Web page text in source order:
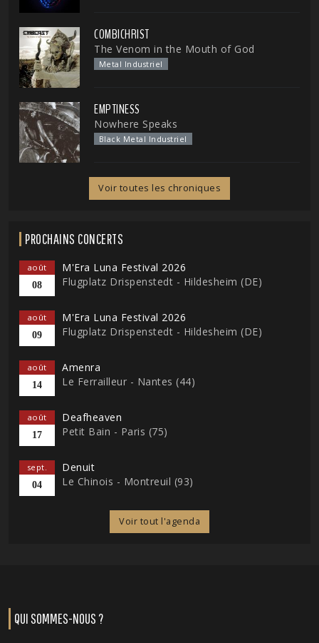
COMBICHRIST
The Venom in the Mouth of God
Metal Industriel
EMPTINESS
Nowhere Speaks
Black Metal Industriel
Voir toutes les chroniques
PROCHAINS CONCERTS
août
08
M'Era Luna Festival 2026
Flugplatz Drispenstedt - Hildesheim (DE)
août
09
M'Era Luna Festival 2026
Flugplatz Drispenstedt - Hildesheim (DE)
août
14
Amenra
Le Ferrailleur - Nantes (44)
août
17
Deafheaven
Petit Bain - Paris (75)
sept.
04
Denuit
Le Chinois - Montreuil (93)
Voir tout l'agenda
QUI SOMMES-NOUS ?